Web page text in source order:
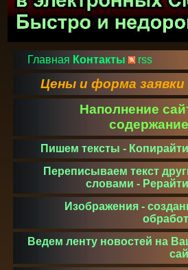
Главная Контакты rss
Цены и форма заявки
Наполнение
Пишем тексты -
Переписываем текст
словами -
Изображения -
Ведем ленту новостей на